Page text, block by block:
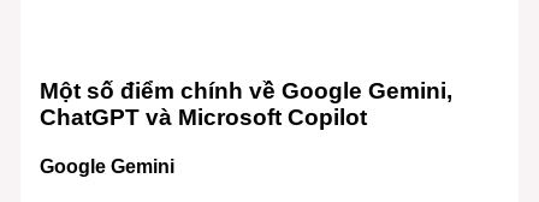
Một số điểm chính về Google Gemini,
ChatGPT và Microsoft Copilot
Google Gemini